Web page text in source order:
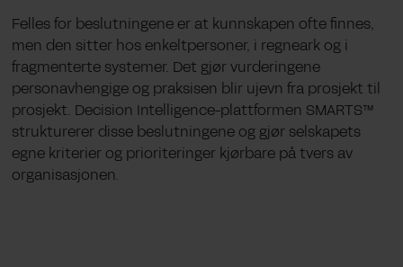
Felles for beslutningene er at kunnskapen ofte finnes,
men den sitter hos enkeltpersoner, i regneark og i
fragmenterte systemer. Det gjør vurderingene
personavhengige og praksisen blir ujevn fra prosjekt til
prosjekt. Decision Intelligence-plattformen SMARTS™
strukturerer disse beslutningene og gjør selskapets
egne kriterier og prioriteringer kjørbare på tvers av
organisasjonen.